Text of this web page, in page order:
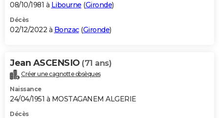
08/10/1981 à Libourne (Gironde)
Décès
02/12/2022 à Bonzac(Gironde)
Jean ASCENSIO (71 ans)
Créer une cagnotte obsèques
Naissance
24/04/1951 à MOSTAGANEM ALGERIE
Décès